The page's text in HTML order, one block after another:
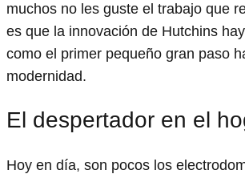
muchos no les guste el trabajo que
es que la innovación de Hutchins
como el primer pequeño gran paso
modernidad.
El despertador en el
Hoy en día, son pocos los